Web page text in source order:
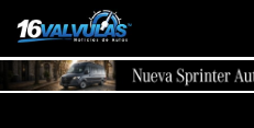
Saltar al contenido